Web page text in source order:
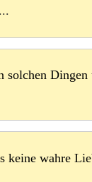
solchen
keine wahre